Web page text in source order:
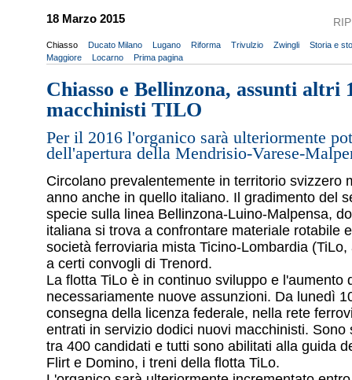
18 Marzo 2015
Chiasso Ducato Milano Lugano Riforma Trivulzio Zwingli
Storia e
Maggiore
Locarno Prima pagina
Chiasso e Bellinzona, assunti altri
macchinisti TILO
Per il 2016 l'organico sarà ulteriormente
dell'apertura della Mendrisio-Varese-
Circolano prevalentemente in territorio svizzero
anno anche in quello italiano. Il gradimento del
specie sulla linea Bellinzona-Luino-Malpensa,
italiana si trova a confrontare materiale rotabile
società ferroviaria mista Ticino-Lombardia
a certi convogli di Trenord.
La flotta TiLo è in continuo sviluppo e l'aumento
necessariamente nuove assunzioni. Da lunedì
consegna della licenza federale, nella rete
entrati in servizio dodici nuovi macchinisti. Sono
tra 400 candidati e tutti sono abilitati alla guida
Flirt e Domino, i treni della flotta TiLo.